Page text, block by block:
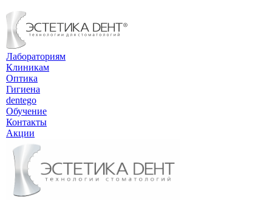
Лабораториям
Клиникам
Оптика
Гигиена
dentego
Обучение
Контакты
Акции